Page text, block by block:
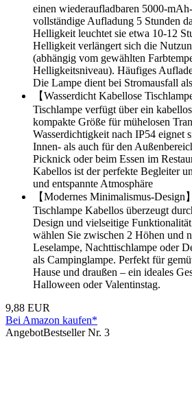
einen wiederaufladbaren 5000-
vollständige Aufladung 5 Stunden
Helligkeit leuchtet sie etwa 10-12
Helligkeit verlängert sich die
(abhängig vom gewählten
Helligkeitsniveau). Häufiges
Die Lampe dient bei Stromausfall
【Wasserdicht Kabellose
Tischlampe verfügt über ein
kompakte Größe für mühelosen
Wasserdichtigkeit nach IP54 eignet
Innen- als auch für den
Picknick oder beim Essen im
Kabellos ist der perfekte Begleiter
und entspannte Atmosphäre
【Modernes Minimalismus-Design
Tischlampe Kabellos überzeugt
Design und vielseitige
wählen Sie zwischen 2 Höhen und
Leselampe, Nachttischlampe oder
als Campinglampe. Perfekt für
Hause und draußen – ein ideales
Halloween oder Valentinstag.
9,88 EUR
Bei Amazon kaufen*
AngebotBestseller Nr. 3